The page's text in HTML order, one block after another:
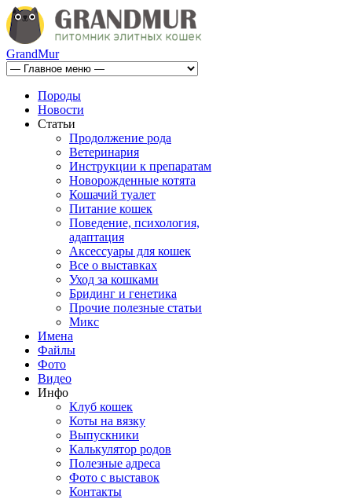
GrandMur
Породы
Новости
Статьи
Продолжение рода
Ветеринария
Инструкции к препаратам
Новорожденные котята
Кошачий туалет
Питание кошек
Поведение, психология,
адаптация
Аксессуары для кошек
Все о выставках
Уход за кошками
Бридинг и генетика
Прочие полезные статьи
Микс
Имена
Файлы
Фото
Видео
Инфо
Клуб кошек
Коты на вязку
Выпускники
Калькулятор родов
Полезные адреса
Фото с выставок
Контакты